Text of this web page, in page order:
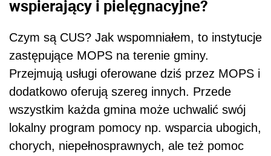
wspierający i pielęgnacyjne?
Czym są CUS? Jak wspomniałem, to instytucje
zastępujące MOPS na terenie gminy.
Przejmują usługi oferowane dziś przez MOPS i
dodatkowo oferują szereg innych. Przede
wszystkim każda gmina może uchwalić swój
lokalny program pomocy np. wsparcia ubogich,
chorych, niepełnosprawnych, ale też pomoc